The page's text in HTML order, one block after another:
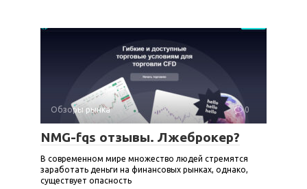
Обзоры рынка 0
NMG-fqs отзывы. Лжеброкер?
В современном мире множество людей стремятся
заработать деньги на финансовых рынках, однако,
существует опасность